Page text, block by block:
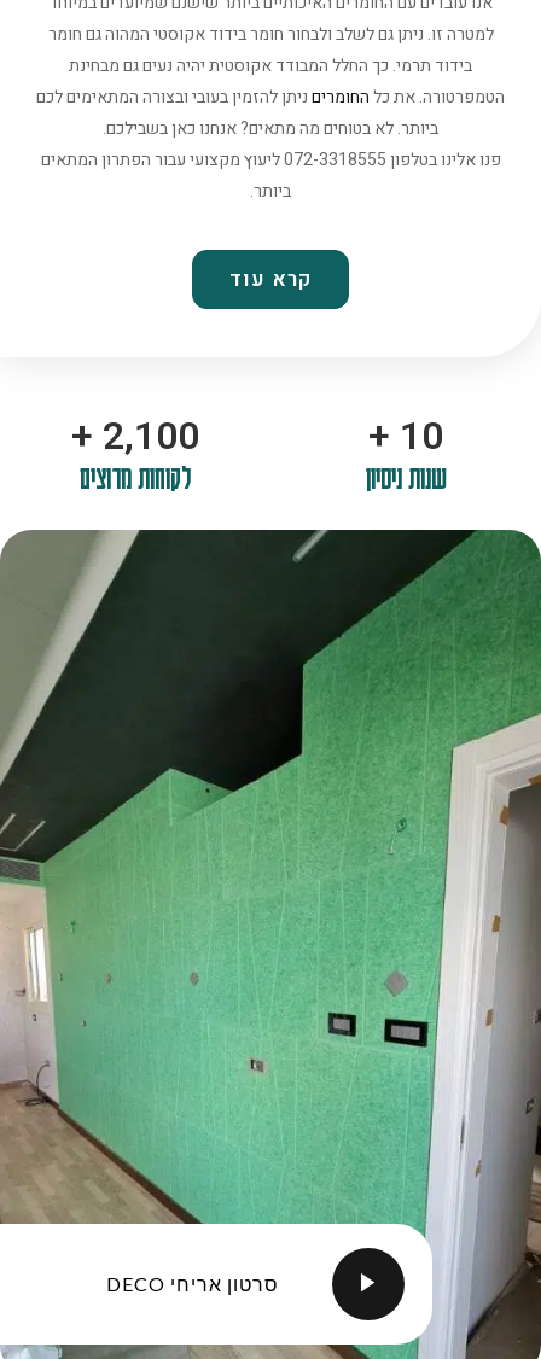
למטרה זו. ניתן גם לשלב ולבחור חומר בידוד אקוסטי המהוה גם חומר
בידוד תרמי. כך החלל המבודד אקוסטית יהיה נעים גם מבחינת
הטמפרטורה. את כלהחומריםניתן להזמין בעובי ובצורה המתאימים לכם
ביותר. לא בטוחים מה מתאים? אנחנו כאן בשבילכם.
פנו אלינו בטלפון 072-3318555 ליעוץ מקצועי עבור הפתרון המתאים
ביותר.
קרא עוד
10
+
שנות ניסיון
2,100
+
לקוחות מרוצים
סרטון אריחי DECO